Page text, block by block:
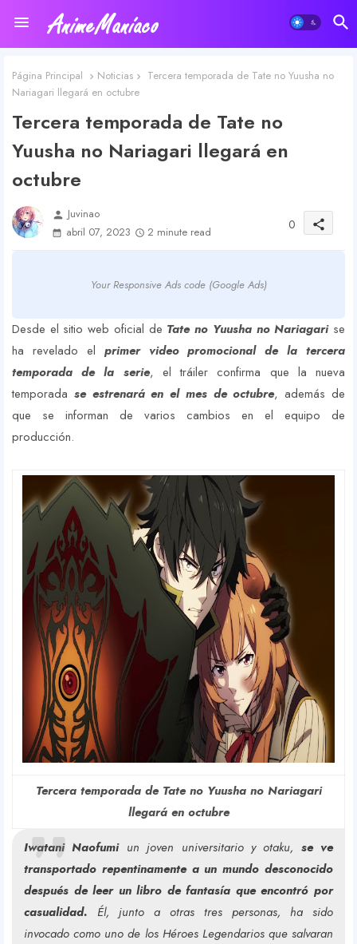
Página Principal Noticias
Tercera temporada de Tate no Yuusha no
Nariagari llegará en octubre
Tercera temporada de Tate no
Yuusha no Nariagari llegará en
octubre
person Juvinao
abril 07, 2023
2 minute read 0 share
Your Responsive Ads code (Google Ads)
Desde el sitio web oficial de Tate no Yuusha no Nariagari se
ha revelado el primer video promocional de la tercera
temporada de la serie, el tráiler confirma que la nueva
temporada se estrenará en el mes de octubre, además de
que se informan de varios cambios en el equipo de
producción.
Tercera temporada de Tate no Yuusha no Nariagari
llegará en octubre
Iwatani Naofumiun joven universitario y otaku, se ve
transportado repentinamente a un mundo desconocido
después de leer un libro de fantasía que encontró por
casualidad. Él, junto a otras tres personas, ha sido
invocado como uno de los Héroes Legendarios que salvaran